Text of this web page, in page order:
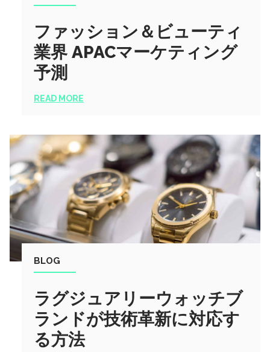
ファッション＆ビューティ
業界 APACマーケティング
予測
READ MORE
BLOG
ラグジュアリーウォッチブ
ランドが技術革新に対応す
る方法